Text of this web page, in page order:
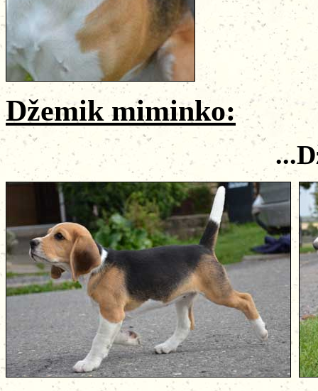
Džemik miminko:
...Džem 2,5